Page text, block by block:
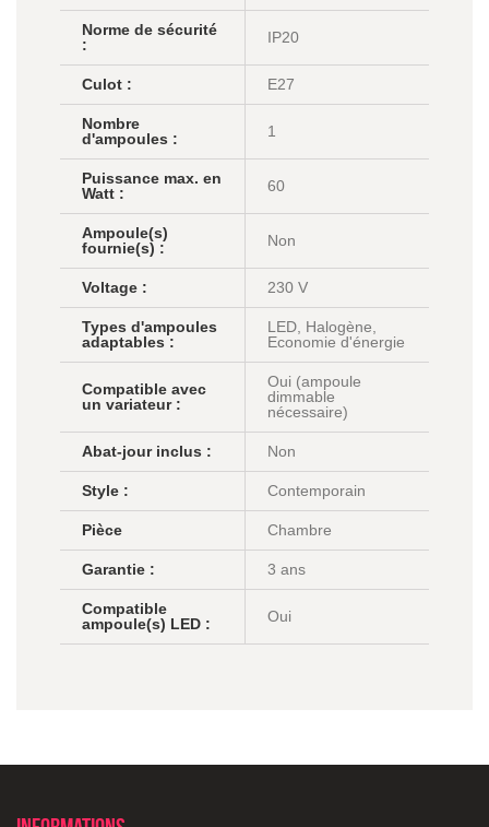
Norme de sécurité
:
IP20
Culot : E27
Nombre
d'ampoules :
1
Puissance max. en
Watt :
60
Ampoule(s)
fournie(s) :
Non
Voltage : 230 V
Types d'ampoules
adaptables :
LED, Halogène,
Economie d'énergie
Compatible avec
un variateur :
Oui (ampoule
dimmable
nécessaire)
Abat-jour inclus : Non
Style : Contemporain
Pièce Chambre
Garantie : 3 ans
Compatible
ampoule(s) LED :
Oui